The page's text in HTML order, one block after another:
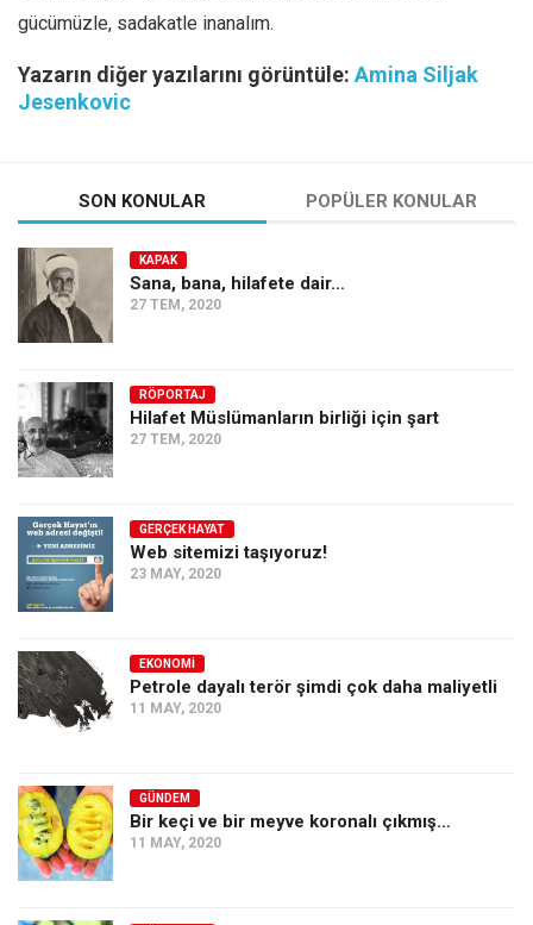
gücümüzle, sadakatle inanalım.
Yazarın diğer yazılarını görüntüle: Amina Siljak
Jesenkovic
SON KONULAR POPÜLER KONULAR
KAPAK
Sana, bana, hilafete dair…
27 TEM, 2020
RÖPORTAJ
Hilafet Müslümanların birliği için şart
27 TEM, 2020
GERÇEK HAYAT
Web sitemizi taşıyoruz!
23 MAY, 2020
EKONOMI
Petrole dayalı terör şimdi çok daha maliyetli
11 MAY, 2020
GÜNDEM
Bir keçi ve bir meyve koronalı çıkmış…
11 MAY, 2020